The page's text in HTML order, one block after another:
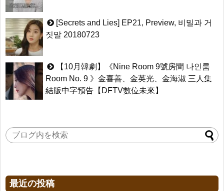
[Secrets and Lies] EP21, Preview, 비밀과 거
짓말 20180723
【10月韓劇】《Nine Room 9號房間 나인룸
Room No. 9 》金喜善、金英光、金海淑 三人集
結版中字預告【DFTV數位未來】
最近の投稿